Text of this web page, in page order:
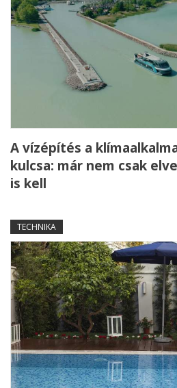
A vízépítés a
kulcsa: már nem csak
is kell
TECHNIKA